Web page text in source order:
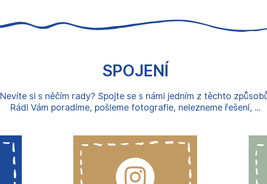
SPOJENÍ
Nevíte si s něčím rady? Spojte se s námi jedním z těchto
Rádi Vám poradíme, pošleme fotografie, nelezneme řešení, ...